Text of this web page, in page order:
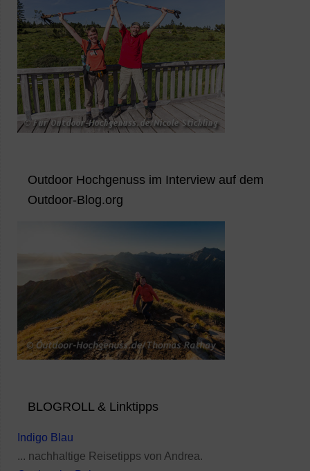
Outdoor Hochgenuss im Interview auf dem
Outdoor-Blog.org
BLOGROLL & Linktipps
Indigo Blau
... nachhaltige Reisetipps von Andrea.